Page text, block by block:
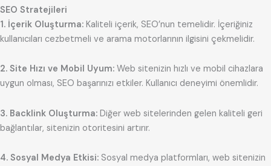
SEO Stratejileri
1. İçerik Oluşturma: Kaliteli içerik, SEO’nun temelidir. İçeriğiniz
kullanıcıları cezbetmeli ve arama motorlarının ilgisini çekmelidir.
2. Site Hızı ve Mobil Uyum: Web sitenizin hızlı ve mobil cihazlara
uygun olması, SEO başarınızı etkiler. Kullanıcı deneyimi önemlidir.
3. Backlink Oluşturma: Diğer web sitelerinden gelen kaliteli geri
bağlantılar, sitenizin otoritesini artırır.
4. Sosyal Medya Etkisi: Sosyal medya platformları, web sitenizin